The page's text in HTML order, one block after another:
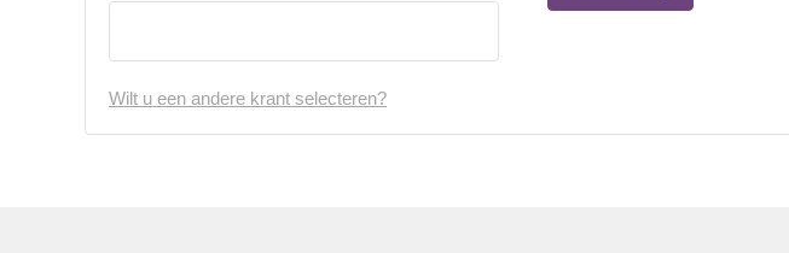
Wilt u een andere krant selecteren?